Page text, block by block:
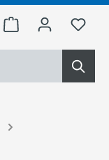
Warenkorb Du